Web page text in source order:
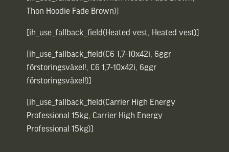
Thon Hoodie Fade Brown)]
[ih_use_fallback_field(Heated vest, Heated vest)]
[ih_use_fallback_field(C6 1,7-10x42i, 6ggr
förstoringsväxel!, C6 1,7-10x42i, 6ggr
förstoringsväxel!)]
[ih_use_fallback_field(Carrier High Energy
Professional 15kg, Carrier High Energy
Professional 15kg)]